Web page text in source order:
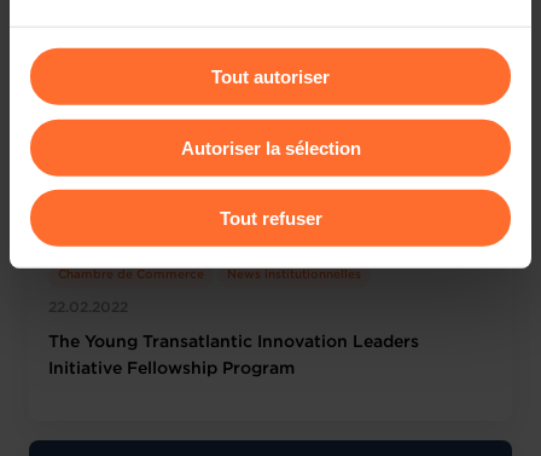
Vous avez la possibilité de modifier ou retirer votre
consentement à tout moment en cliquant sur l’icône
flottante en bas à gauche de chaque page.
Pour de plus amples informations sur la manière dont
nous utilisons lescookies et sommes amenés à traiter
vos données personnelles, vous pouvez consulter notre
Tout autoriser
Autoriser la sélection
Tout refuser
22.02.2022
Chambre de Commerce News institutionnelles
The Young Transatlantic Innovation Leaders
Initiative Fellowship Program